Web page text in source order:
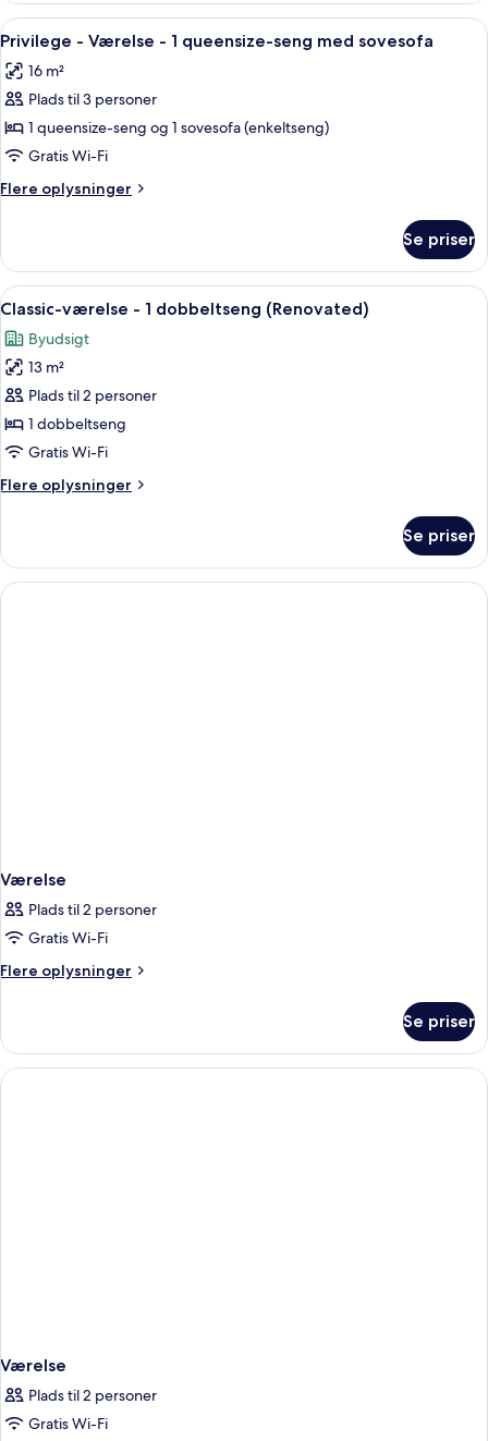
1
dobbeltseng
Indlæs
alle
billeder
af
Privilege
-
Værelse
-
queensize-
seng
med
sovesofa
Et hotelværelse med en seng, en
7
Privilege - Værelse - 1 queensize-seng med sovesofa
16 m²
Plads til 3 personer
1 queensize-seng og 1 sovesofa (enkeltseng)
Gratis Wi-Fi
Flere oplysninger
Flere
-
Værelse
-
queensize-
seng
sovesofa
Se priser
Indlæs
alle
billeder
af
Classic-
værelse
-
dobbeltseng
Et moderne hotelværelse med en
13
Classic-værelse - 1 dobbeltseng (Renovated)
Byudsigt
13 m²
Plads til 2 personer
1 dobbeltseng
Gratis Wi-Fi
Flere oplysninger
Flere
værelse
1
Se priser
Værelse
Plads til 2 personer
Gratis Wi-Fi
Flere oplysninger
Flere
Se priser
Værelse
Plads til 2 personer
Gratis Wi-Fi